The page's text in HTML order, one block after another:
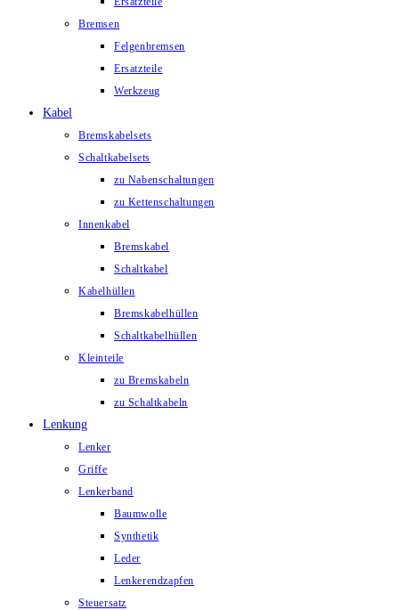
Bremsen
Felgenbremsen
Ersatzteile
Werkzeug
Kabel
Bremskabelsets
Schaltkabelsets
zu Nabenschaltungen
zu Kettenschaltungen
Innenkabel
Bremskabel
Schaltkabel
Kabelhüllen
Bremskabelhüllen
Schaltkabelhüllen
Kleinteile
zu Bremskabeln
zu Schaltkabeln
Lenkung
Lenker
Griffe
Lenkerband
Baumwolle
Synthetik
Leder
Lenkerendzapfen
Steuersatz